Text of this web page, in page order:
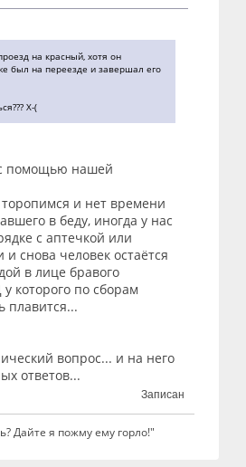
на красный, хотя он
был на переезде и завершал его
X-(
помощью нашей
и нет времени
в беду, иногда у нас
с аптечкой или
снова человек остаётся
в лице бравого
которого по сборам
плавится...
вопрос... и на него
ответов...
Записан
Дайте я пожму ему горло!"